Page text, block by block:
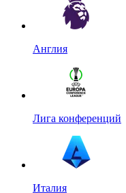
Англия
Лига конференций
Италия